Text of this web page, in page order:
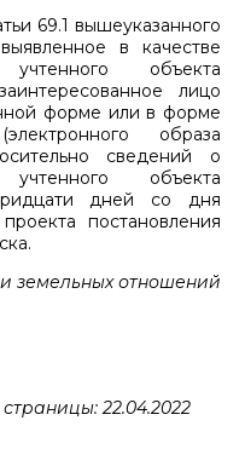
69.1 вышеуказанного
в качестве
объекта
лицо
форме или в форме
образа
сведений о
объекта
дней со дня
постановления
земельных отношений
22.04.2022